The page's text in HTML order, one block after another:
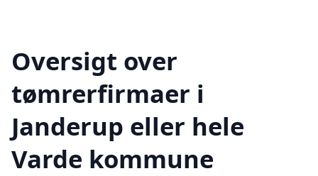
Oversigt over
tømrerfirmaer i
Janderup eller hele
Varde kommune